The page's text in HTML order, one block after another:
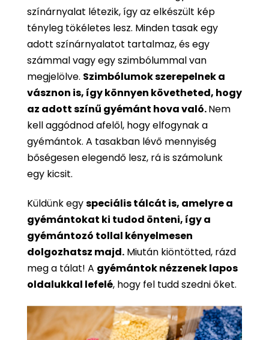
színárnyalat létezik, így az elkészült kép
tényleg tökéletes lesz. Minden tasak egy
adott színárnyalatot tartalmaz, és egy
számmal vagy egy szimbólummal van
megjelölve. Szimbólumok szerepelnek a
vásznon is, így könnyen követheted, hogy
az adott színű gyémánt hova való.Nem
kell aggódnod afelől, hogy elfogynak a
gyémántok. A tasakban lévő mennyiség
bőségesen elegendő lesz, rá is számolunk
egy kicsit.
Küldünk egyspeciális tálcát is, amelyre a
gyémántokat ki tudod önteni, így a
gyémántozó tollal kényelmesen
dolgozhatsz majd. Miután kiöntötted, rázd
meg a tálat! A gyémántok nézzenek lapos
oldalukkal lefelé, hogy fel tudd szedni őket.